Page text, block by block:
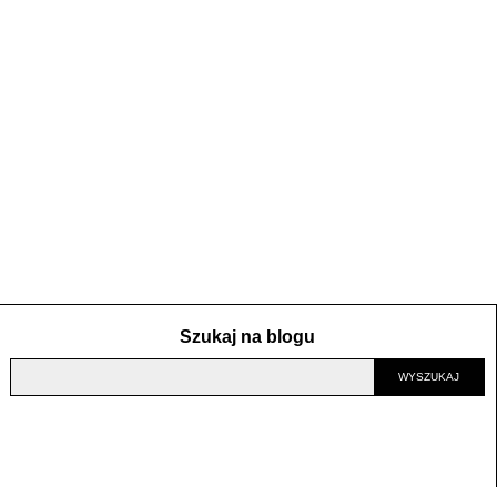
Szukaj na blogu